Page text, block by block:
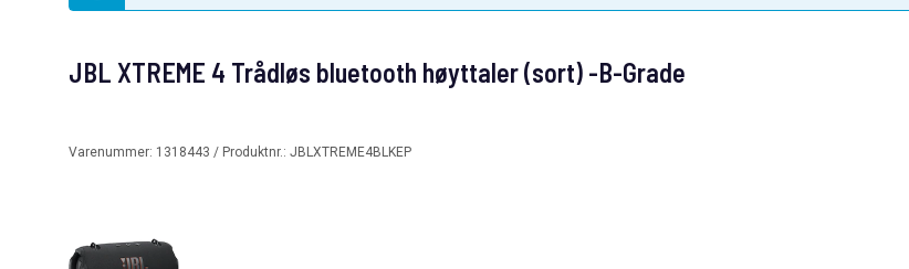
JBL XTREME 4 Trådløs bluetooth høyttaler (sort) -B-Grade
Varenummer: 1318443 / Produktnr.: JBLXTREME4BLKEP